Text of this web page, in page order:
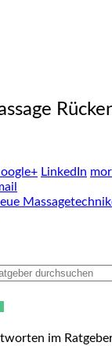
LinkedIn
im